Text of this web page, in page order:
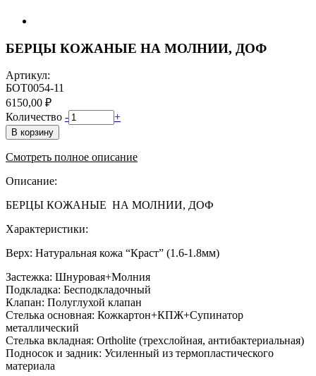
БЕРЦЫ КОЖАНЫЕ НА МОЛНИИ, ДОФ
Артикул:
БОТ0054-11
6150,00 ₽
Количество - +
В корзину
Смотреть полное описание
Описание:
БЕРЦЫ КОЖАНЫЕ НА МОЛНИИ, ДОФ
Характеристики:
Верх: Натуральная кожа “Краст” (1.6-1.8мм)
Застежка: Шнуровая+Молния
Подкладка: Бесподкладочный
Клапан: Полуглухой клапан
Стелька основная: Кожкартон+КПЖ+Супинатор
металлический
Стелька вкладная: Ortholite (трехслойная, антибактериальная)
Подносок и задник: Усиленный из термопластического
материала